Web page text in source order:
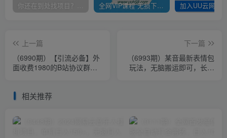
你还在到处找项目？还在当韭菜？我靠卖项目一个月收入5万+，曾经我也是个失败者。 全网VIP课程 无损下载~
上一篇
（6990期）【引流必备】外
面收费1980的B站协议群发
下一篇
（6993期）某音最新表情包
玩法，无脑搬运即可，长期
相关推荐